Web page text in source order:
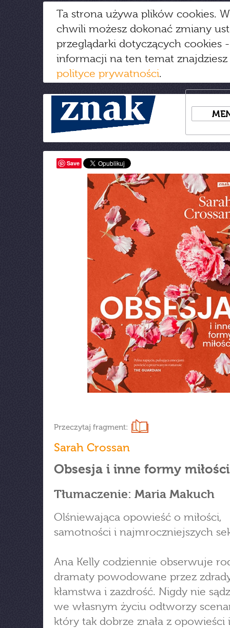
Ta strona używa plików cookies.
chwili możesz dokonać zmiany
przeglądarki dotyczących cookies
informacji na ten temat
polityce prywatności.
Save
Przeczytaj fragment:
Sarah Crossan
Obsesja i inne formy miłości
Tłumaczenie: Maria Makuch
Olśniewająca opowieść o miłości,
samotności i najmroczniejszych
Ana Kelly codziennie obserwuje
dramaty powodowane przez
kłamstwa i zazdrość. Nigdy nie
we własnym życiu odtworzy
który tak dobrze znała z opowieści